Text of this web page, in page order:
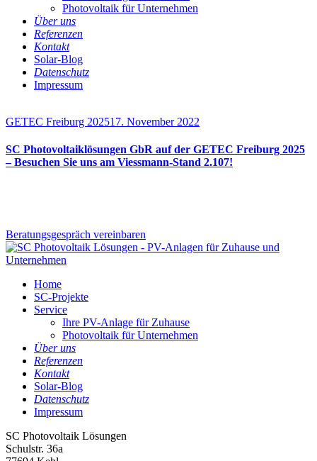
Photovoltaik für Unternehmen
Über uns
Referenzen
Kontakt
Solar-Blog
Datenschutz
Impressum
GETEC Freiburg 202517. November 2022
SC Photovoltaiklösungen GbR auf der GETEC Freiburg 2025
– Besuchen Sie uns am Viessmann-Stand 2.107!
Beratungsgespräch vereinbaren
Home
SC-Projekte
Service
Ihre PV-Anlage für Zuhause
Photovoltaik für Unternehmen
Über uns
Referenzen
Kontakt
Solar-Blog
Datenschutz
Impressum
SC Photovoltaik Lösungen
Schulstr. 36a